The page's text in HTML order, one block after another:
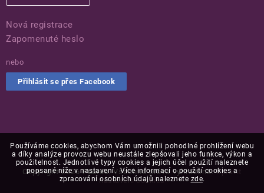
Používáme cookies, abychom Vám umožnili pohodlné prohlížení webu
a díky analýze provozu webu neustále zlepšovali jeho funkce, výkon a
použitelnost. Jednotlivé typy cookies a jejich účel použití naleznete
popsané níže v nastavení. Více informací o použití cookies a
zpracování osobních údajů naleznete zde.
Nová registrace
Zapomenuté heslo
nebo
Přihlásit se přes Facebook
Copyright 2026Puaree. Všechna práva vyhrazena.Upravit
nastavení cookies